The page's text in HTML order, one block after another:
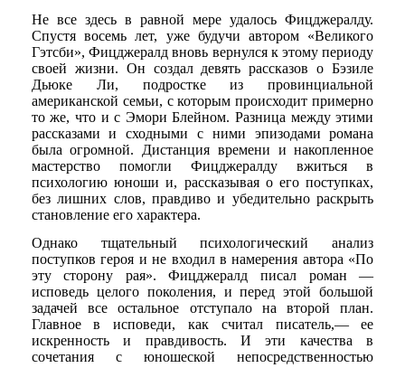
Не все здесь в равной мере удалось Фицджералду.
Спустя восемь лет, уже будучи автором «Великого
Гэтсби», Фицджералд вновь вернулся к этому периоду
своей жизни. Он создал девять рассказов о Бэзиле
Дьюке Ли, подростке из провинциальной
американской семьи, с которым происходит примерно
то же, что и с Эмори Блейном. Разница между этими
рассказами и сходными с ними эпизодами романа
была огромной. Дистанция времени и накопленное
мастерство помогли Фицджералду вжиться в
психологию юноши и, рассказывая о его поступках,
без лишних слов, правдиво и убедительно раскрыть
становление его характера.
Однако тщательный психологический анализ
поступков героя и не входил в намерения автора «По
эту сторону рая». Фицджералд писал роман —
исповедь целого поколения, и перед этой большой
задачей все остальное отступало на второй план.
Главное в исповеди, как считал писатель,— ее
искренность и правдивость. И эти качества в
сочетания с юношеской непосредственностью